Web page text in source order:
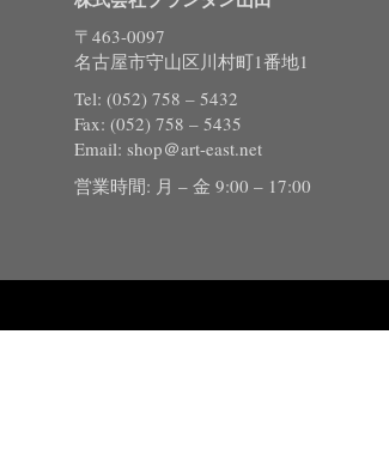
〒463-0097
名古屋市守山区川村町1番地1
Tel: (052) 758 – 5432
Fax: (052) 758 – 5435
Email: shop＠art-east.net
営業時間: 月 – 金 9:00 – 17:00